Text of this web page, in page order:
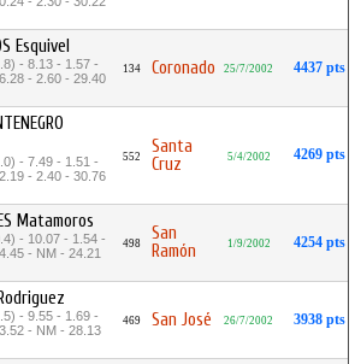
Esquivel
- 8.13 - 1.57 -
- 2.60 - 29.40
134 Coronado 25/7/2002 4437 pts
- 7.49 - 1.51 -
- 2.40 - 30.76
552
Santa
Cruz
5/4/2002 4269 pts
Matamoros
- 10.07 - 1.54 -
- NM - 24.21
498
San
Ramón
1/9/2002 4254 pts
- 9.55 - 1.69 -
- NM - 28.13
469 San José 26/7/2002 3938 pts